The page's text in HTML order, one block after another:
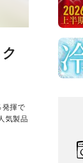
発揮で
気製品